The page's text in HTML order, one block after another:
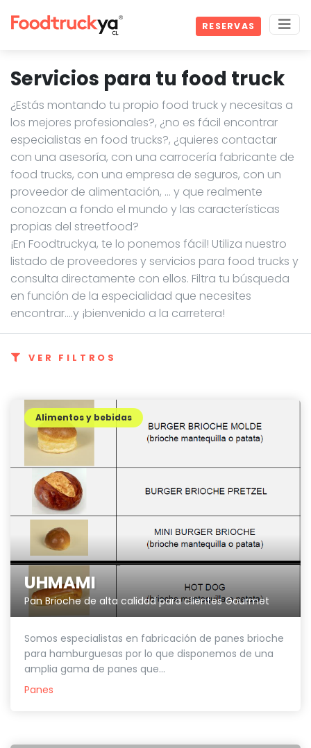
RESERVAS
Servicios para tu food truck
¿Estás montando tu propio food truck y necesitas a
los mejores profesionales?, ¿no es fácil encontrar
especialistas en food trucks?, ¿quieres contactar
con una asesoría, con una carrocería fabricante de
food trucks, con una empresa de seguros, con un
proveedor de alimentación, … y que realmente
conozcan a fondo el mundo y las características
propias del streetfood?
¡En Foodtruckya, te lo ponemos fácil! Utiliza nuestro
listado de proveedores y servicios para food trucks y
consulta directamente con ellos. Filtra tu búsqueda
en función de la especialidad que necesites
encontrar....y ¡bienvenido a la carretera!
VER FILTROS
UHMAMI
Pan Brioche de alta calidad para clientes Gourmet
Alimentos y bebidas
Somos especialistas en fabricación de panes brioche
para hamburguesas por lo que disponemos de una
amplia gama de panes que...
Panes